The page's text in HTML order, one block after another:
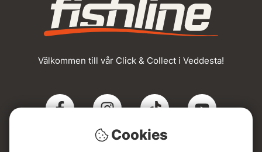
Välkommen till vår Click & Collect i Veddesta!
Cookies